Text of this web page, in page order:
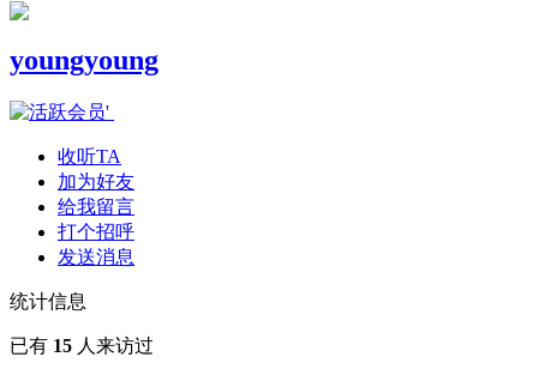
youngyoung
收听TA
加为好友
给我留言
打个招呼
发送消息
统计信息
已有 15 人来访过